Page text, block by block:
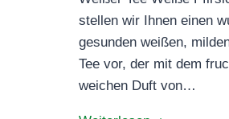
stellen wir Ihnen einen
gesunden weißen,
Tee vor, der mit dem
weichen Duft von…